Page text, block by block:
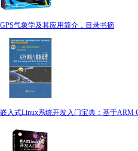
GPS气象学及其应用简介，目录书摘
嵌入式Linux系统开发入门宝典：基于ARM